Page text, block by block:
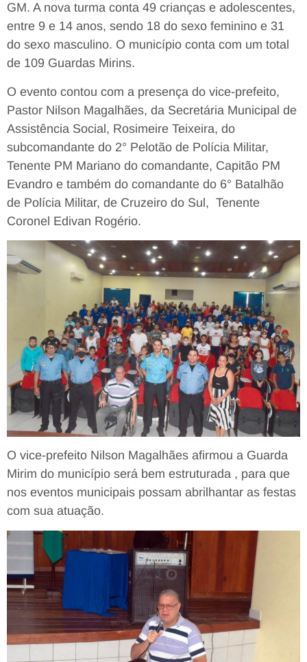
GM. A nova turma conta 49 crianças e adolescentes,
entre 9 e 14 anos, sendo 18 do sexo feminino e 31
do sexo masculino. O município conta com um total
de 109 Guardas Mirins.
O evento contou com a presença do vice-prefeito,
Pastor Nilson Magalhães, da Secretária Municipal de
Assistência Social, Rosimeire Teixeira, do
subcomandante do 2° Pelotão de Polícia Militar,
Tenente PM Mariano do comandante, Capitão PM
Evandro e também do comandante do 6° Batalhão
de Polícia Militar, de Cruzeiro do Sul, Tenente
Coronel Edivan Rogério.
O vice-prefeito Nilson Magalhães afirmou a Guarda
Mirim do município será bem estruturada , para que
nos eventos municipais possam abrilhantar as festas
com sua atuação.